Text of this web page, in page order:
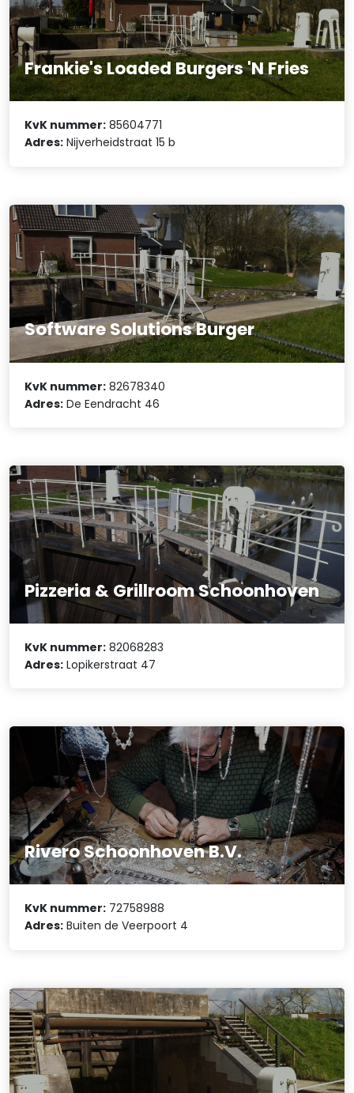
Frankie's Loaded Burgers 'N Fries
KvK nummer: 85604771
Adres: Nijverheidstraat 15 b
Software Solutions Burger
KvK nummer: 82678340
Adres: De Eendracht 46
Pizzeria & Grillroom Schoonhoven
KvK nummer: 82068283
Adres: Lopikerstraat 47
Rivero Schoonhoven B.V.
KvK nummer: 72758988
Adres: Buiten de Veerpoort 4